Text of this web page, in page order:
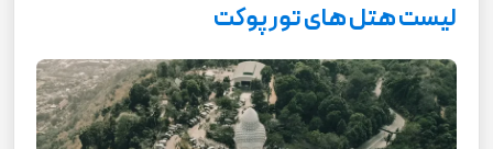
لیست هتل های تور پوکت